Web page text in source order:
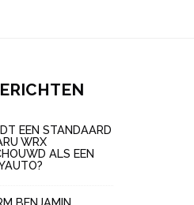
EEN STANDAARD
WRX
ALS EEN
BENJAMIN